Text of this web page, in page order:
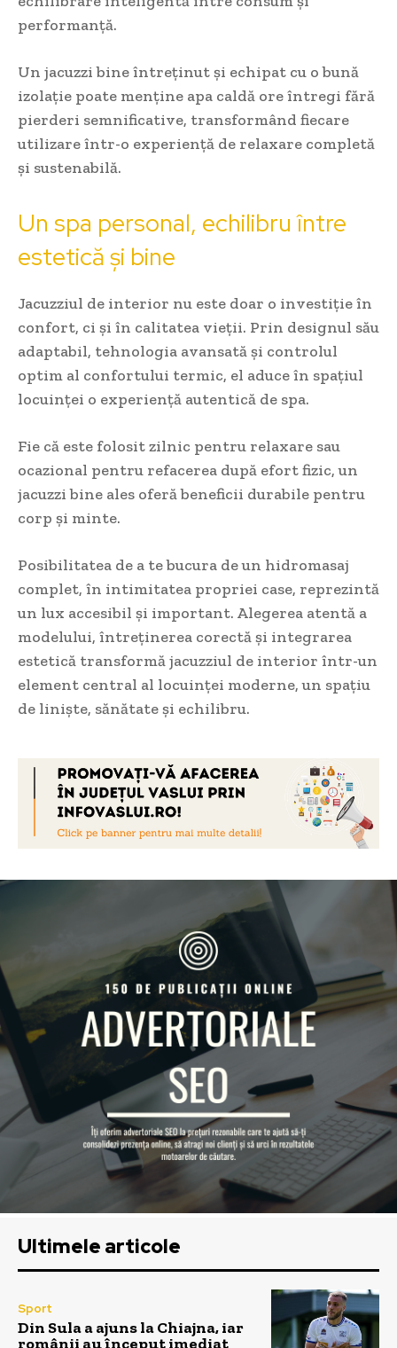
performanță.
Un jacuzzi bine întreținut și echipat cu o bună
izolație poate menține apa caldă ore întregi fără
pierderi semnificative, transformând fiecare
utilizare într-o experiență de relaxare completă
și sustenabilă.
Un spa personal, echilibru între
estetică și bine
Jacuzziul de interior nu este doar o investiție în
confort, ci și în calitatea vieții. Prin designul său
adaptabil, tehnologia avansată și controlul
optim al confortului termic, el aduce în spațiul
locuinței o experiență autentică de spa.
Fie că este folosit zilnic pentru relaxare sau
ocazional pentru refacerea după efort fizic, un
jacuzzi bine ales oferă beneficii durabile pentru
corp și minte.
Posibilitatea de a te bucura de un hidromasaj
complet, în intimitatea propriei case, reprezintă
un lux accesibil și important. Alegerea atentă a
modelului, întreținerea corectă și integrarea
estetică transformă jacuzziul de interior într-un
element central al locuinței moderne, un spațiu
de liniște, sănătate și echilibru.
Ultimele articole
Sport
Din Sula a ajuns la Chiajna, iar
românii au început imediat